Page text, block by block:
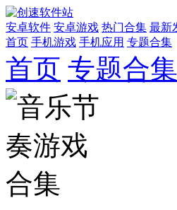
安卓软件 安卓游戏 热门合集 最新
首页 手机游戏 手机应用 专题合集
首页 专题合集